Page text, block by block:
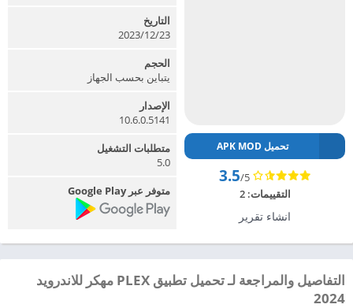
تحميل APK MOD
3.5/5
التقييمات:2
انشاء تقرير
التاريخ
2023/12/23
الحجم
يتباين بحسب الجهاز
الإصدار
10.6.0.5141
متطلبات التشغيل
5.0
متوفر عبر Google Play
التفاصيل والمراجعة لـ تحميل تطبيق PLEX مهكر للاندرويد
2024